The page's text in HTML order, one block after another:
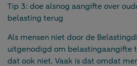
Tip 3: doe alsnog aangifte over
belasting terug
Als mensen niet door de
uitgenodigd om belastingaangifte
dat ook niet. Vaak is dat omdat